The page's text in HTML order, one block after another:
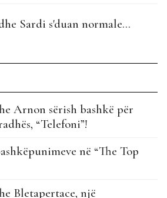
Sardi s'duan normale...
Arnon sërish bashkë për
“Telefoni”!
në “The Top
Bletapertace, një